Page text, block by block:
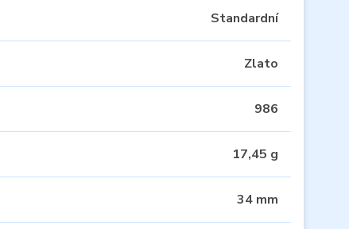
Standardní
Zlato
986
17,45 g
34 mm